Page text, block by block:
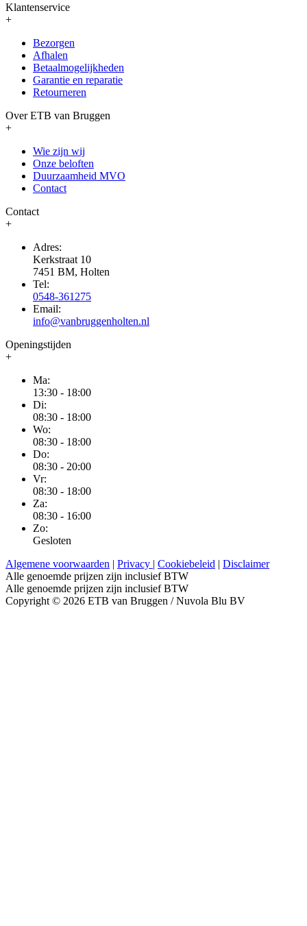
Klantenservice
+
Bezorgen
Afhalen
Betaalmogelijkheden
Garantie en reparatie
Retourneren
Over ETB van Bruggen
+
Wie zijn wij
Onze beloften
Duurzaamheid MVO
Contact
Contact
+
Adres:
Kerkstraat 10
7451 BM, Holten
Tel:
0548-361275
Email:
info@vanbruggenholten.nl
Openingstijden
+
Ma:
13:30 - 18:00
Di:
08:30 - 18:00
Wo:
08:30 - 18:00
Do:
08:30 - 20:00
Vr:
08:30 - 18:00
Za:
08:30 - 16:00
Zo:
Gesloten
Algemene voorwaarden | Privacy | Cookiebeleid | Disclaimer
Alle genoemde prijzen zijn inclusief BTW
Alle genoemde prijzen zijn inclusief BTW
Copyright © 2026 ETB van Bruggen / Nuvola Blu BV